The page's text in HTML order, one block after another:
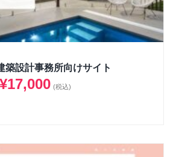
築設計事務所向けサイト
¥17,000 (税込)